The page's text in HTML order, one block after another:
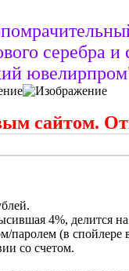
серебра и
сайтом.
4%, делится на
(в
со счетом.